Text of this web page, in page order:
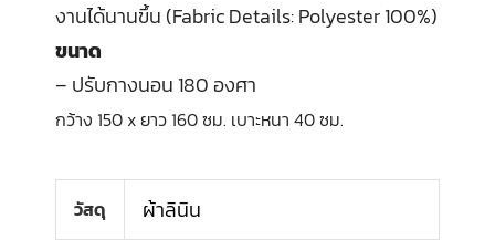
งานได้นานขึ้น (Fabric Details: Polyester 100%)
ขนาด
– ปรับกางนอน 180 องศา
กว้าง 150 x ยาว 160 ซม. เบาะหนา 40 ซม.
วัสดุ ผ้าลินิน